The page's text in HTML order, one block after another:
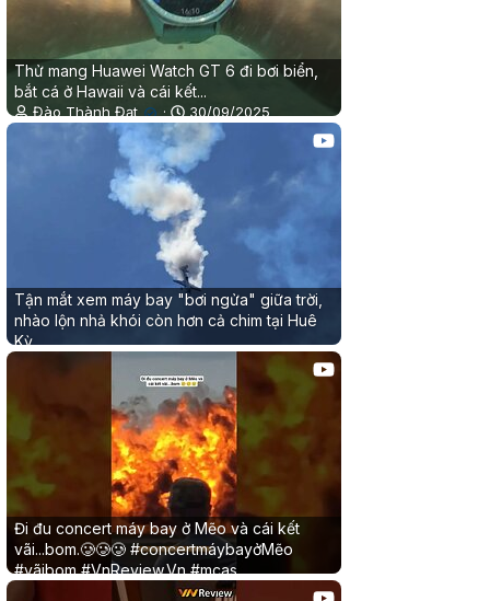
Thử mang Huawei Watch GT 6 đi bơi biển,
bắt cá ở Hawaii và cái kết...
Đào Thành Đạt ✔
30/09/2025
Tận mắt xem máy bay "bơi ngửa" giữa trời,
nhào lộn nhả khói còn hơn cả chim tại Huê
Kỳ
30/09/2025
Đi đu concert máy bay ở Mẽo và cái kết
vãi...bom.🥲🥲🥲 #concertmáybayởMẽo
#vãibom #VnReview.Vn #mcas
Đào Thành Đạt
30/09/2025